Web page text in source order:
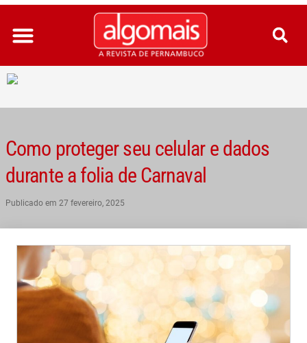
Ir
para
conteúdo
Como proteger seu celular e dados
durante a folia de Carnaval
Publicado em 27 fevereiro, 2025